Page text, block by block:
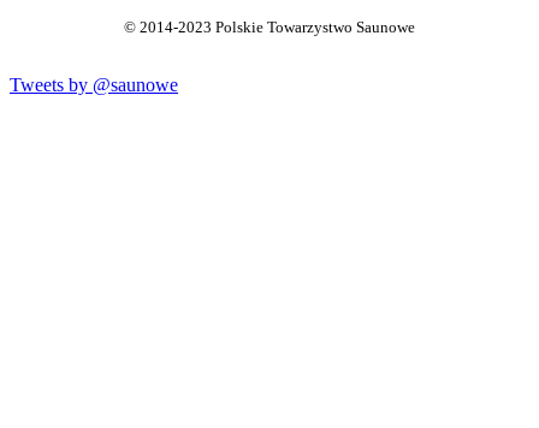
© 2014-2023 Polskie Towarzystwo Saunowe
Tweets by @saunowe